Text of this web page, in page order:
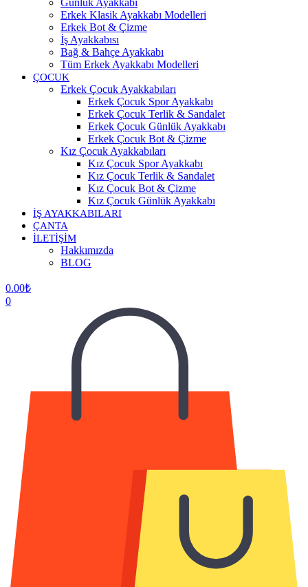
Günlük Ayakkabı
Erkek Klasik Ayakkabı Modelleri
Erkek Bot & Çizme
İş Ayakkabısı
Bağ & Bahçe Ayakkabı
Tüm Erkek Ayakkabı Modelleri
ÇOCUK
Erkek Çocuk Ayakkabıları
Erkek Çocuk Spor Ayakkabı
Erkek Çocuk Terlik & Sandalet
Erkek Çocuk Günlük Ayakkabı
Erkek Çocuk Bot & Çizme
Kız Çocuk Ayakkabıları
Kız Çocuk Spor Ayakkabı
Kız Çocuk Terlik & Sandalet
Kız Çocuk Bot & Çizme
Kız Çocuk Günlük Ayakkabı
İŞ AYAKKABILARI
ÇANTA
İLETİŞİM
Hakkımızda
BLOG
0.00₺
0